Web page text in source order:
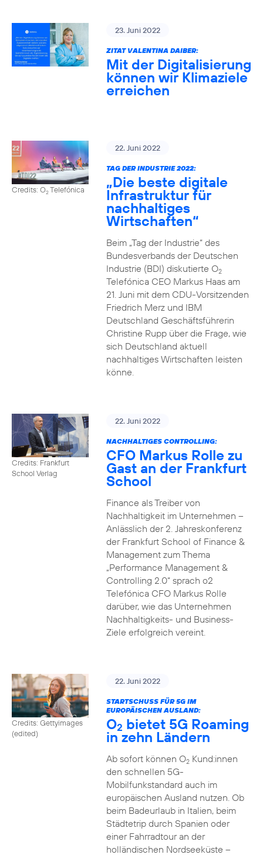
23. Juni 2022
ZITAT VALENTINA DAIBER:
Mit der Digitalisierung
können wir Klimaziele
erreichen
Credits: O2Telefónica
22. Juni 2022
TAG DER INDUSTRIE 2022:
„Die beste digitale
Infrastruktur für
nachhaltiges
Wirtschaften“
Beim „Tag der Industrie“ des
Bundesverbands der Deutschen
Industrie (BDI) diskutierte O2
Telefónica CEO Markus Haas am
21. Juni mit dem CDU-Vorsitzenden
Friedrich Merz und IBM
Deutschland Geschäftsführerin
Christine Rupp über die Frage, wie
sich Deutschland aktuell
nachhaltiges Wirtschaften leisten
könne.
Credits: Frankfurt
School Verlag
22. Juni 2022
NACHHALTIGES CONTROLLING:
CFO Markus Rolle zu
Gast an der Frankfurt
School
Finance als Treiber von
Nachhaltigkeit im Unternehmen –
Anlässlich der 2. Jahreskonferenz
der Frankfurt School of Finance &
Management zum Thema
„Performance Management &
Controlling 2.0“ sprach o2
Telefónica CFO Markus Rolle
darüber, wie das Unternehmen
Nachhaltigkeits- und Business-
Ziele erfolgreich vereint.
Credits: Gettyimages
(edited)
22. Juni 2022
STARTSCHUSS FÜR 5G IM
EUROPÄISCHEN AUSLAND:
O2 bietet 5G Roaming
in zehn Ländern
Ab sofort können O2Kund:innen
den schnellen 5G-
Mobilfunkstandard auch im
europäischen Ausland nutzen. Ob
beim Badeurlaub in Italien, beim
Städtetrip durch Spanien oder
einer Fahrradtour an der
holländischen Nordseeküste –